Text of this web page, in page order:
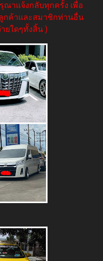
ณาแจ้งกลับทุกครั้ง เพื่อ
กค้าและสมาชิกท่านอื่น
ยใดๆทั้งสิ้น )